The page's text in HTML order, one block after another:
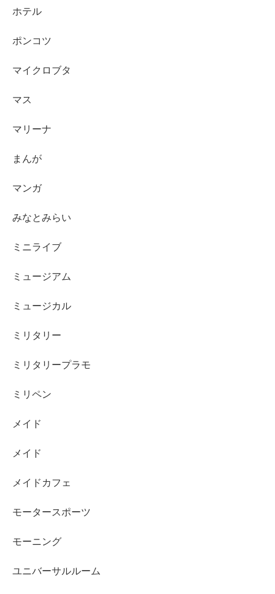
ホテル
ポンコツ
マイクロブタ
マス
マリーナ
まんが
マンガ
みなとみらい
ミニライブ
ミュージアム
ミュージカル
ミリタリー
ミリタリープラモ
ミリペン
メイド
メイド
メイドカフェ
モータースポーツ
モーニング
ユニバーサルルーム